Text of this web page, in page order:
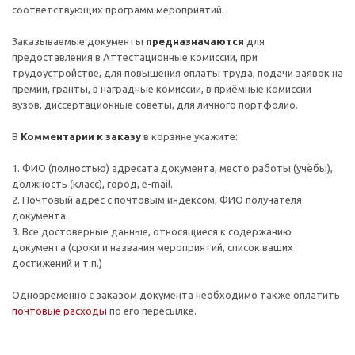
соответствующих программ мероприятий.
Заказываемые документы предназначаются для
предоставления в Аттестационные комиссии, при
трудоустройстве, для повышения оплаты труда, подачи заявок на
премии, гранты, в наградные комиссии, в приёмные комиссии
вузов, диссертационные советы, для личного портфолио.
В Комментарии к заказу в корзине укажите:
1. ФИО (полностью) адресата документа, место работы (учёбы),
должность (класс), город, e-mail.
2. Почтовый адрес c почтовым индексом, ФИО получателя
документа.
3. Все достоверные данные, относящиеся к содержанию
документа (сроки и названия мероприятий, список ваших
достижений и т.п.)
Одновременно с заказом документа необходимо также оплатить
почтовые расходы по его пересылке.